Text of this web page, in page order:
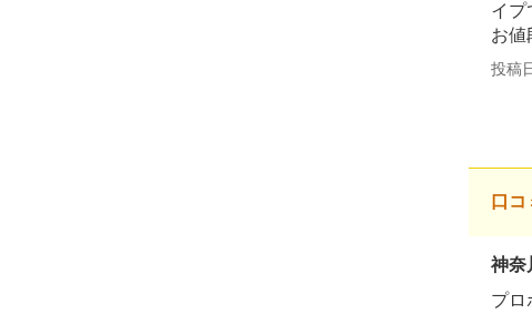
イプ
お値
投稿
口コ
神奈
プロ